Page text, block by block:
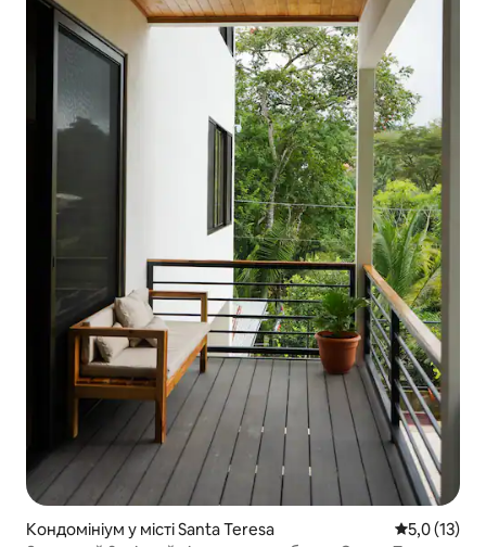
Кондомініум у місті Santa Teresa Середня
5,0 (13)